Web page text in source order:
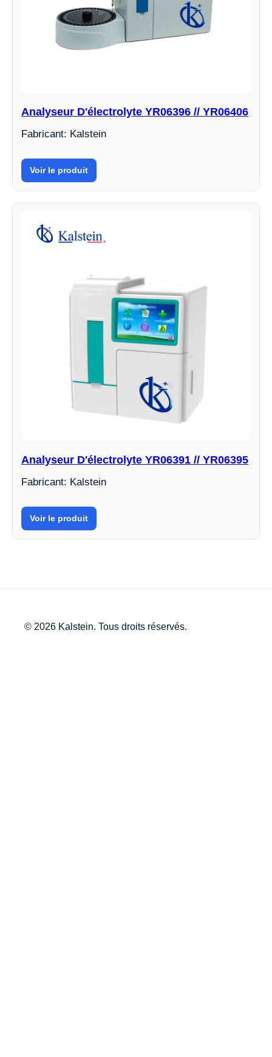
Analyseur D'électrolyte YR06396 // YR06406
Fabricant: Kalstein
Voir le produit
Analyseur D'électrolyte YR06391 // YR06395
Fabricant: Kalstein
Voir le produit
© 2026 Kalstein. Tous droits réservés.